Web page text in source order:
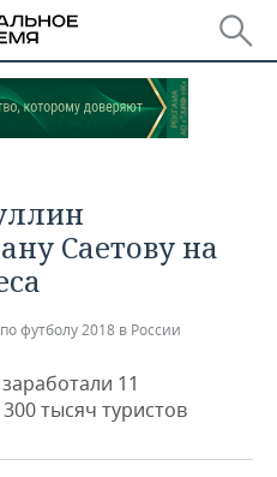
Саетову на
футболу 2018 в России
11
тысяч туристов